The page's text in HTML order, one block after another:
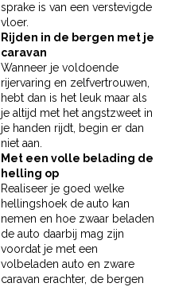
sprake is van een verstevigde
vloer.
Rijden in de bergen met je
caravan
Wanneer je voldoende
rijervaring en zelfvertrouwen,
hebt dan is het leuk maar als
je altijd met het angstzweet in
je handen rijdt, begin er dan
niet aan.
Met een volle belading de
helling op
Realiseer je goed welke
hellingshoek de auto kan
nemen en hoe zwaar beladen
de auto daarbij mag zijn
voordat je met een
volbeladen auto en zware
caravan erachter, de bergen